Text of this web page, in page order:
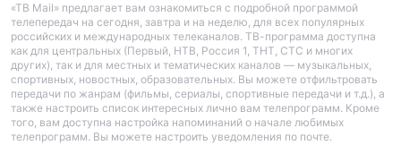
«ТВ Mail» предлагает вам ознакомиться с подробной программой
телепередач на сегодня, завтра и на неделю, для всех популярных
российских и международных телеканалов. ТВ-программа доступна
как для центральных (Первый, НТВ, Россия 1, ТНТ, СТС и многих
других), так и для местных и тематических каналов — музыкальных,
спортивных, новостных, образовательных. Вы можете отфильтровать
передачи по жанрам (фильмы, сериалы, спортивные передачи и т.д.), а
также настроить список интересных лично вам телепрограмм. Кроме
того, вам доступна настройка напоминаний о начале любимых
телепрограмм. Вы можете настроить уведомления по почте.